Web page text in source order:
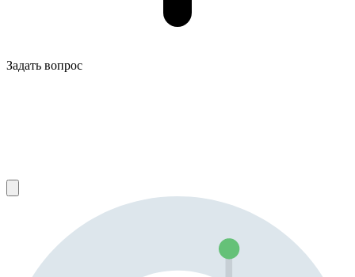
Задать вопрос